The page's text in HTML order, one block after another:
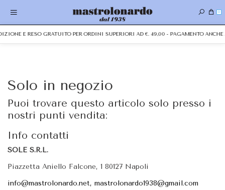
0
E RESO GRATUITO PER ORDINI SUPERIORI AD €. 49,00 - PAGAMENTO ANCHE
Solo in negozio
Puoi trovare questo articolo solo presso i
nostri punti vendita:
Info contatti
SOLE S.R.L.
Piazzetta Aniello Falcone, 1 80127 Napoli
info@mastrolonardo.net, mastrolonardo1938@gmail.com